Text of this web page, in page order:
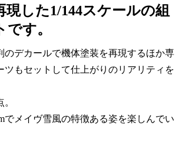
現した1/144スケールの組
す。
のデカールで機体塗装を再現するほか専
ツもセットして仕上がりのリアリティを
でメイヴ雪風の特徴ある姿を楽しんでい